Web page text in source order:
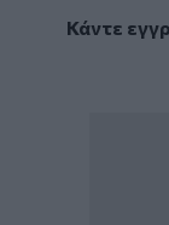
Κάντε